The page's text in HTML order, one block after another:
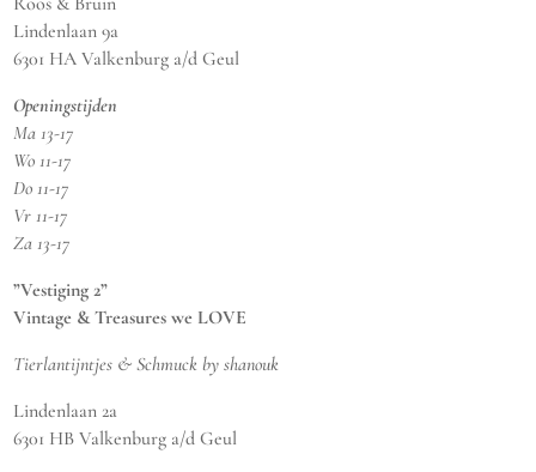
Lindenlaan 9a
6301 HA Valkenburg a/d Geul
Openingstijden
Ma 13-17
Wo 11-17
Do 11-17
Vr 11-17
Za 13-17
”Vestiging 2”
Vintage & Treasures we LOVE
Tierlantijntjes & Schmuck by shanouk
Lindenlaan 2a
6301 HB Valkenburg a/d Geul